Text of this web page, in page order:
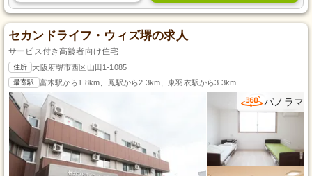
セカンドライフ・ウィズ堺の求人
サービス付き高齢者向け住宅
住所 大阪府堺市西区山田1-1085
最寄駅 富木駅から1.8km、鳳駅から2.3km、東羽衣駅から3.3km
パノラマ